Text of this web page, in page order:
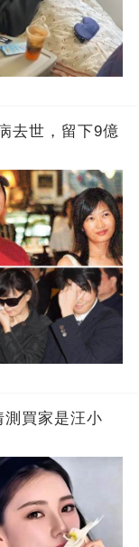
去世，留下9億
測買家是汪小